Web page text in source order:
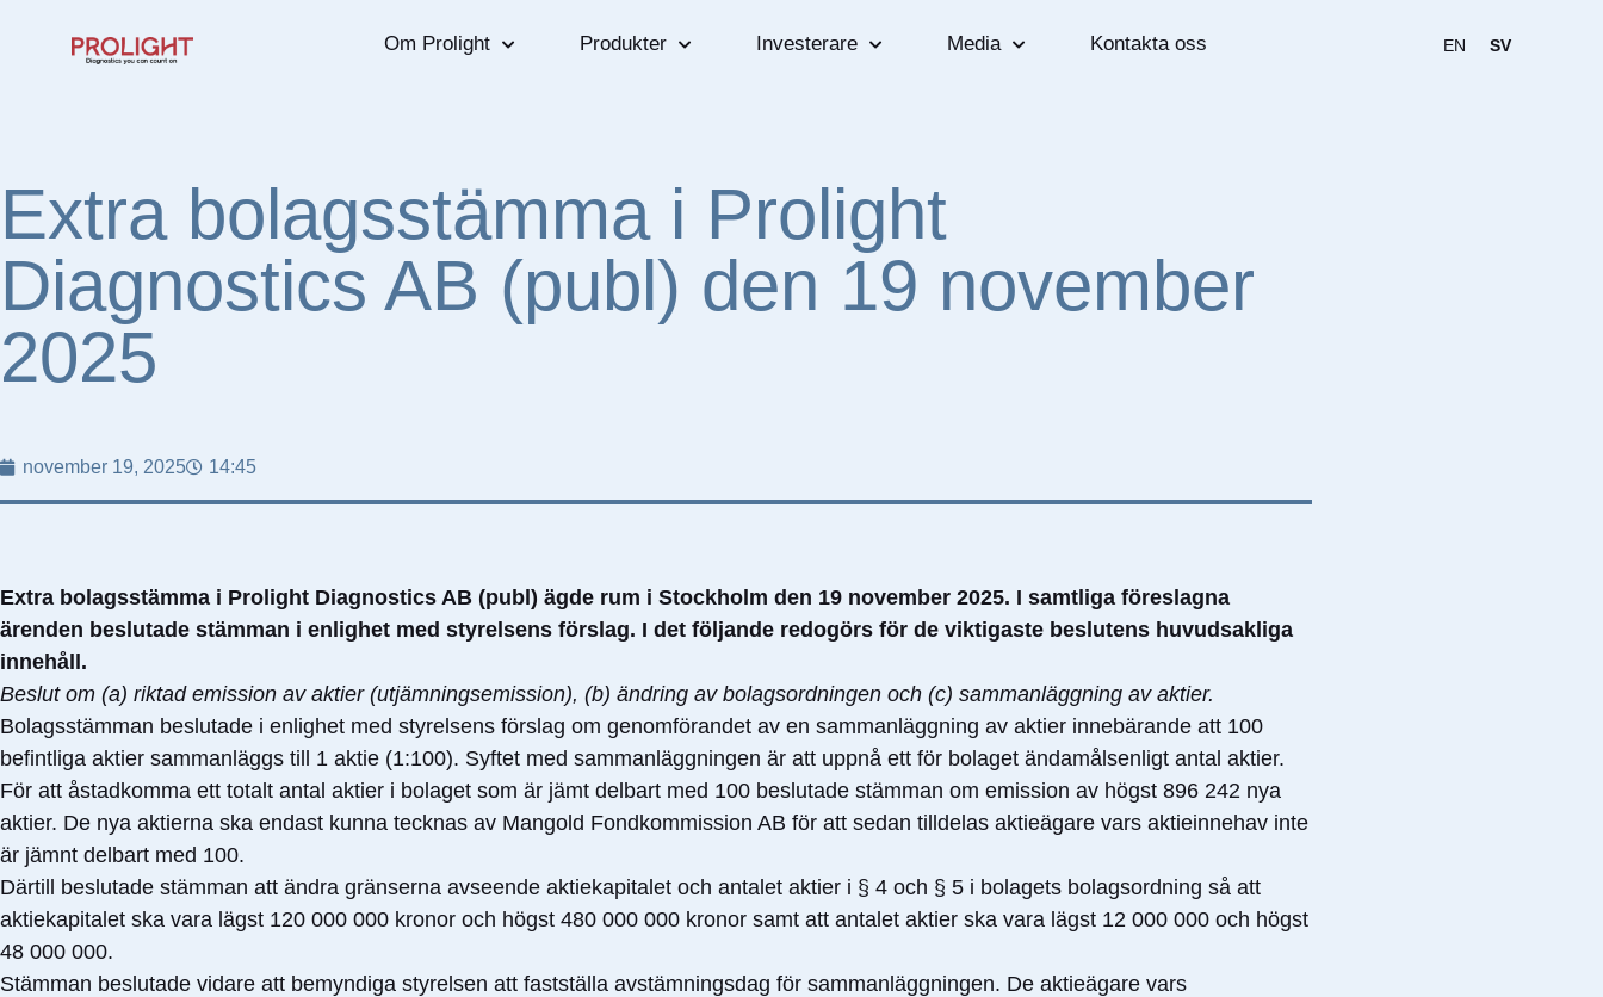
Om Prolight Produkter Investerare Media Kontakta oss EN SV
Extra bolagsstämma i Prolight
Diagnostics AB (publ) den 19 november
2025
november 19, 2025 14:45
Extra bolagsstämma i Prolight Diagnostics AB (publ) ägde rum i Stockholm den 19 november 2025. I samtliga föreslagna
ärenden beslutade stämman i enlighet med styrelsens förslag. I det följande redogörs för de viktigaste beslutens huvudsakliga
innehåll.
Beslut om (a) riktad emission av aktier (utjämningsemission), (b) ändring av bolagsordningen och (c) sammanläggning av aktier.
Bolagsstämman beslutade i enlighet med styrelsens förslag om genomförandet av en sammanläggning av aktier innebärande att 100
befintliga aktier sammanläggs till 1 aktie (1:100). Syftet med sammanläggningen är att uppnå ett för bolaget ändamålsenligt antal aktier.
För att åstadkomma ett totalt antal aktier i bolaget som är jämt delbart med 100 beslutade stämman om emission av högst 896 242 nya
aktier. De nya aktierna ska endast kunna tecknas av Mangold Fondkommission AB för att sedan tilldelas aktieägare vars aktieinnehav inte
är jämnt delbart med 100.
Därtill beslutade stämman att ändra gränserna avseende aktiekapitalet och antalet aktier i § 4 och § 5 i bolagets bolagsordning så att
aktiekapitalet ska vara lägst 120 000 000 kronor och högst 480 000 000 kronor samt att antalet aktier ska vara lägst 12 000 000 och högst
48 000 000.
Stämman beslutade vidare att bemyndiga styrelsen att fastställa avstämningsdag för sammanläggningen. De aktieägare vars